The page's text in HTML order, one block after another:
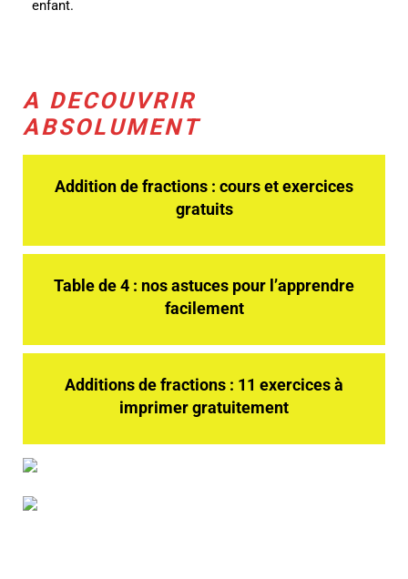
enfant.
A DECOUVRIR
ABSOLUMENT
Addition de fractions : cours et exercices
gratuits
Table de 4 : nos astuces pour l’apprendre
facilement
Additions de fractions : 11 exercices à
imprimer gratuitement